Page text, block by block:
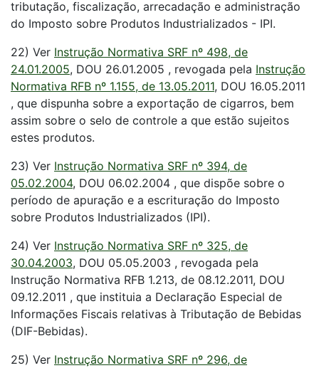
tributação, fiscalização, arrecadação e administração
do Imposto sobre Produtos Industrializados - IPI.
22) Ver Instrução Normativa SRF nº 498, de
24.01.2005, DOU 26.01.2005 , revogada pela Instrução
Normativa RFB nº 1.155, de 13.05.2011, DOU 16.05.2011
, que dispunha sobre a exportação de cigarros, bem
assim sobre o selo de controle a que estão sujeitos
estes produtos.
23) Ver Instrução Normativa SRF nº 394, de
05.02.2004, DOU 06.02.2004 , que dispõe sobre o
período de apuração e a escrituração do Imposto
sobre Produtos Industrializados (IPI).
24) Ver Instrução Normativa SRF nº 325, de
30.04.2003, DOU 05.05.2003 , revogada pela
Instrução Normativa RFB 1.213, de 08.12.2011, DOU
09.12.2011 , que instituia a Declaração Especial de
Informações Fiscais relativas à Tributação de Bebidas
(DIF-Bebidas).
25) Ver Instrução Normativa SRF nº 296, de